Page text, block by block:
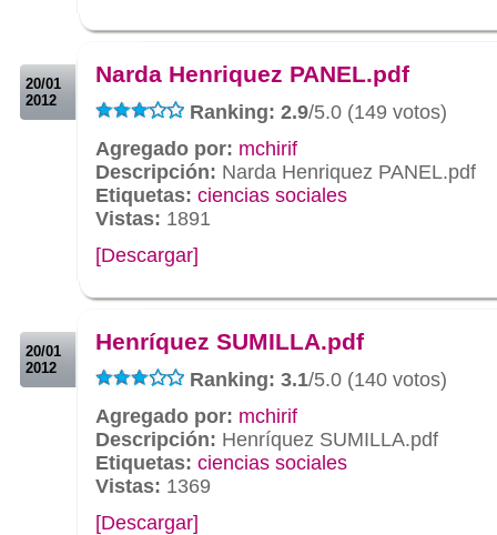
20/01
2012
Narda Henriquez PANEL.pdf
Ranking: 2.9/5.0 (149 votos)
Agregado por: mchirif
Descripción: Narda Henriquez PANEL.pdf
Etiquetas: ciencias sociales
Vistas: 1891
[Descargar]
20/01
2012
Henríquez SUMILLA.pdf
Ranking: 3.1/5.0 (140 votos)
Agregado por: mchirif
Descripción: Henríquez SUMILLA.pdf
Etiquetas: ciencias sociales
Vistas: 1369
[Descargar]